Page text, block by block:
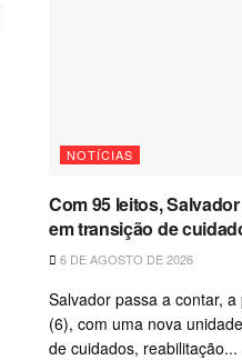
NOTÍCIAS
Com 95 leitos,
em transição de
6 DE AGOSTO DE 2026
Salvador passa a contar,
(6), com uma nova
de cuidados, reabilitação...